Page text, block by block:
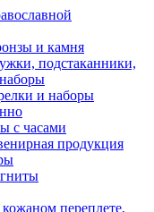
и камня
подстаканники,
и наборы
с часами
продукция
переплете,